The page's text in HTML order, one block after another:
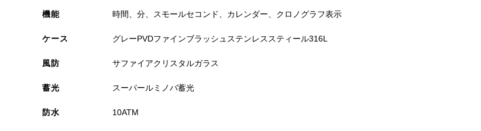
機能 時間、分、スモールセコンド、カレンダー、クロノグラフ表示
ケース グレーPVDファインブラッシュステンレススティール316L
風防 サファイアクリスタルガラス
蓄光 スーパールミノバ蓄光
防水 10ATM